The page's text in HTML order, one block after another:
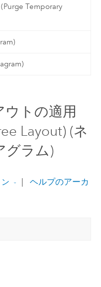
Temporary
ウトの適用
Layout) (ネ
グラム)
ヘルプのアーカ